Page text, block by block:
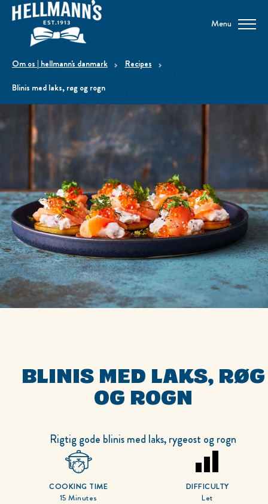
Menu
om os | hellmann's danmark
Recipes
Blinis med laks, røg og rogn
BLINIS MED LAKS, RØG
OG ROGN
Rigtig gode blinis med laks, rygeost og rogn
15 Minutes
COOKING TIME
Let
DIFFICULTY